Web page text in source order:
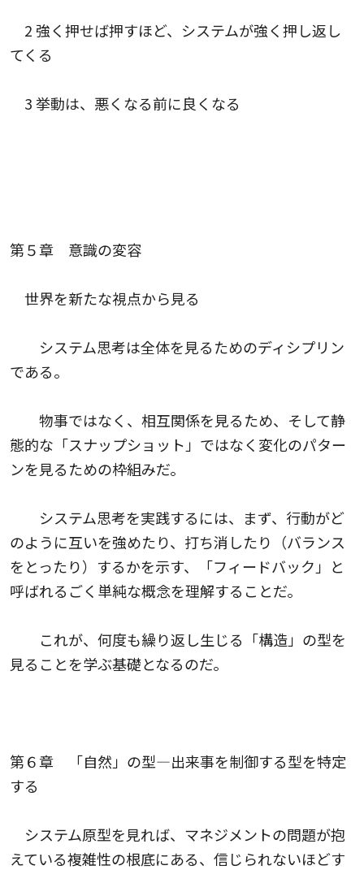
2 強く押せば押すほど、システムが強く押し返し
てくる
3 挙動は、悪くなる前に良くなる
第５章 意識の変容
世界を新たな視点から見る
システム思考は全体を見るためのディシプリン
である。
物事ではなく、相互関係を見るため、そして静
態的な「スナップショット」ではなく変化のパター
ンを見るための枠組みだ。
システム思考を実践するには、まず、行動がど
のように互いを強めたり、打ち消したり（バランス
をとったり）するかを示す、「フィードバック」と
呼ばれるごく単純な概念を理解することだ。
これが、何度も繰り返し生じる「構造」の型を
見ることを学ぶ基礎となるのだ。
第６章 「自然」の型―出来事を制御する型を特定
する
システム原型を見れば、マネジメントの問題が抱
えている複雑性の根底にある、信じられないほどす